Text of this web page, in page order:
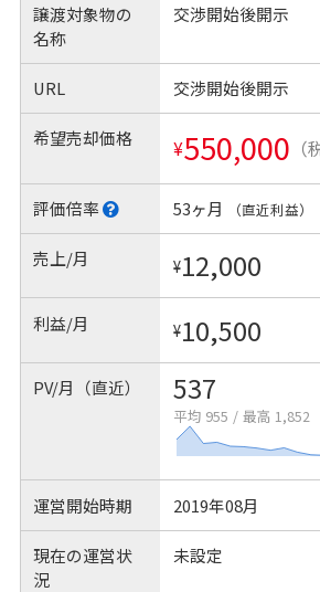
譲渡対象物の
名称
交渉開始後開示
URL 交渉開始後開示
希望売却価格 ¥550,000 （
評価倍率 53ヶ月 （直近利益）
売上/月 ¥12,000
利益/月 ¥10,500
PV/月（直近） 537
平均 955 / 最高 1,852
運営開始時期 2019年08月
現在の運営状
況
未設定